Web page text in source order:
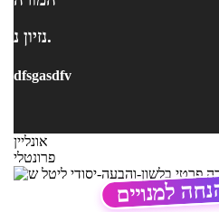
נזיון נ.
dfsgasdfv
אונליין
פרונטלי